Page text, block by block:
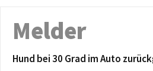
Melder
Hund bei 30 Grad im Auto